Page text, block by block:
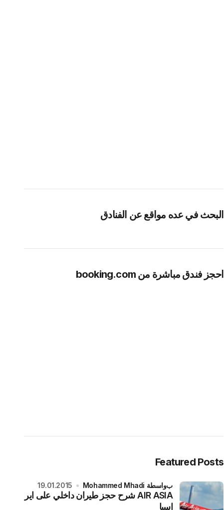
البحث في عده مواقع عن الفنادق
احجز فندق مباشرة من booking.com
Featured Posts
AIR ASIA شرح حجز طيران داخلي على اير
اسيا
بواسطة Mohammed Mhadi 19.01.2015